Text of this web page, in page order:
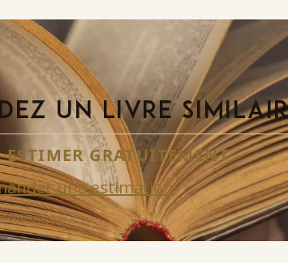
UN LIVRE
ESTIMER GRATUITEMENT
une estimation